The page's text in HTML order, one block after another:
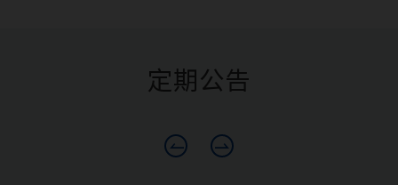
定期公告